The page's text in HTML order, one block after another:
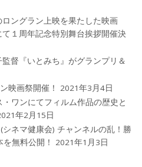
ングラン上映を果たした映画
て１周年記念特別舞台挨拶開催決
督『いとみち』がグランプリ＆
映画祭開催！
2021年3月4日
ワンにてフィルム作品の歴史と
年2月15日
ネマ健康会) チャンネルの乱！勝
無料公開！
2021年1月3日